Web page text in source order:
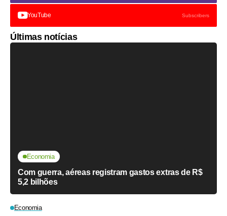
YouTube Subscribers
Últimas notícias
Economia
Com guerra, aéreas registram gastos extras de R$
5,2 bilhões
Economia